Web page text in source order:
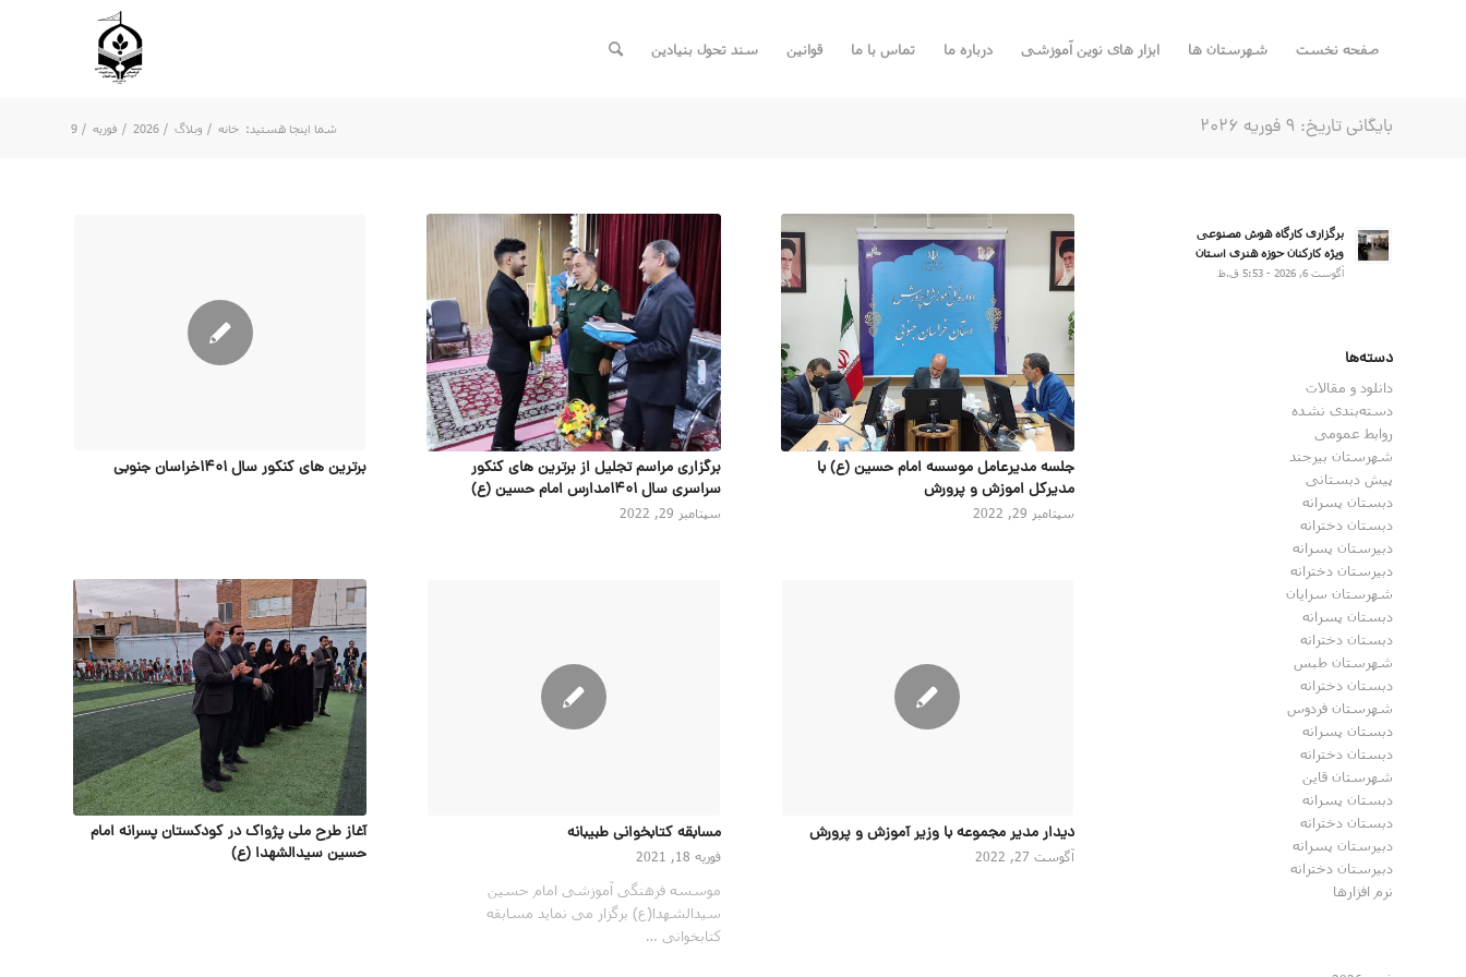
صفحه نخست شهرستان ها ابزار های نوین آموزشی درباره ما تماس با ما قوانین سند تحول بنیادین
بایگانی تاریخ: 9 فوریه 2026 شما اینجا هستید: خانه / وبلاگ /
2026
/ فوریه /
9
جلسه مدیرعامل موسسه امام حسین (ع) با
مدیرکل اموزش و پرورش
سپتامبر 29, 2022
برگزاری مراسم تجلیل از برترین های کنکور
سراسری سال ۱۴۰۱مدارس امام حسین (ع)
سپتامبر 29, 2022
برترین های کنکور سال 1401خراسان جنوبی
دیدار مدیر مجموعه با وزیر آموزش و پرورش
آگوست 27, 2022
مسابقه کتابخوانی طبیبانه
فوریه 18, 2021
موسسه فرهنگی آموزشی امام حسین
سیدالشهدا(ع) برگزار می نماید مسابقه
کتابخوانی …
آغاز طرح ملی پژواک در کودکستان پسرانه امام
حسین سیدالشهدا (ع)
برگزاری کارگاه هوش مصنوعی
ویژه کارکنان حوزه هنری استان
آگوست 6, 2026 - 5:53 ق.ظ
دسته‌ها
دانلود و مقالات
دسته‌بندی نشده
روابط عمومی
شهرستان بیرجند
پیش دبستانی
دبستان پسرانه
دبستان دخترانه
دبیرستان پسرانه
دبیرستان دخترانه
شهرستان سرایان
دبستان پسرانه
دبستان دخترانه
شهرستان طبس
دبستان دخترانه
شهرستان فردوس
دبستان پسرانه
دبستان دخترانه
شهرستان قاین
دبستان پسرانه
دبستان دخترانه
دبیرستان پسرانه
دبیرستان دخترانه
نرم افزارها